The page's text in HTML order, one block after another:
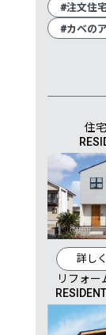
#注文住
#カベの
住
詳し
リフォー